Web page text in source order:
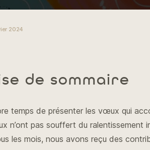
2024
de sommaire
temps de présenter les vœux qui
n’ont pas souffert du ralentissement
les mois, nous avons reçu des